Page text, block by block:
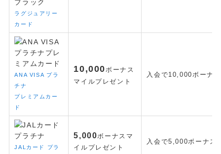
ラグジュアリー
カード
ANA VISA プラ
チナ
プレミアムカー
ド
10,000ボーナス
マイルプレゼント
入会で10,000ボーナ
JALカード プラ
5,000ボーナスマ
イルプレゼント
入会で5,000ボーナス